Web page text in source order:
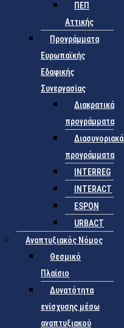
ΠΕΠ
Αττικής
Προγράμματα
Ευρωπαϊκής
Εδαφικής
Συνεργασίας
Διακρατικά
προγράμματα
Διασυνοριακά
προγράμματα
INTERREG
INTERACT
ESPON
URBACT
Αναπτυξιακός Νόμος
Θεσμικό
Πλαίσιο
Δυνατότητα
ενίσχυσης μέσω
αναπτυξιακού